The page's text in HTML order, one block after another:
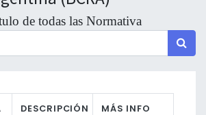
de todas las Normativa
DESCRIPCIÓN MÁS INFO